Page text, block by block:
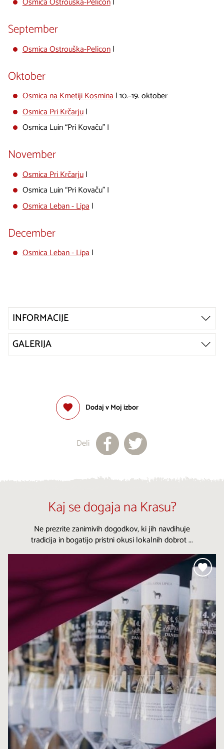
September
Osmica Ostrouška-Pelicon|
Oktober
Osmica na Kmetiji Kosmina| 10.–19. oktober
Osmica Pri Krčarju|
Osmica Luin “Pri Kovaču” I
November
Osmica Pri Krčarju|
Osmica Luin “Pri Kovaču” I
Osmica Leban - Lipa|
December
Osmica Leban - Lipa|
INFORMACIJE
GALERIJA
Dodaj v Moj izbor
Deli
Kaj se dogaja na Krasu?
Ne prezrite zanimivih dogodkov, ki jih navdihuje
tradicija in bogatijo pristni okusi lokalnih dobrot ...